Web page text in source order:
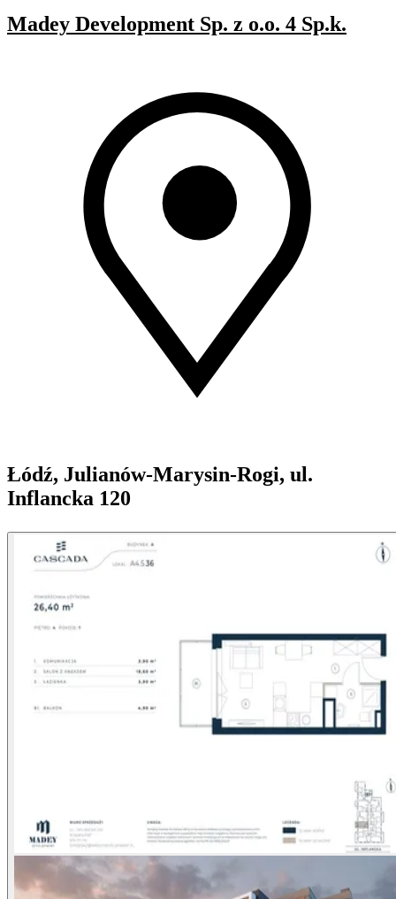
Madey Development Sp. z o.o. 4 Sp.k.
Łódź, Julianów-Marysin-Rogi, ul.
Inflancka 120